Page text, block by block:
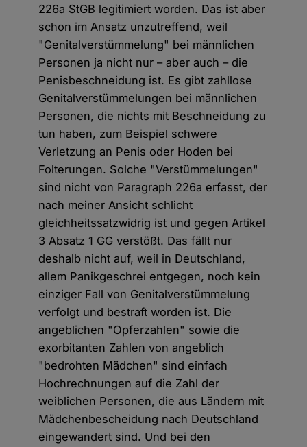
226a StGB legitimiert worden. Das ist aber
schon im Ansatz unzutreffend, weil
"Genitalverstümmelung" bei männlichen
Personen ja nicht nur – aber auch – die
Penisbeschneidung ist. Es gibt zahllose
Genitalverstümmelungen bei männlichen
Personen, die nichts mit Beschneidung zu
tun haben, zum Beispiel schwere
Verletzung an Penis oder Hoden bei
Folterungen. Solche "Verstümmelungen"
sind nicht von Paragraph 226a erfasst, der
nach meiner Ansicht schlicht
gleichheitssatzwidrig ist und gegen Artikel
3 Absatz 1 GG verstößt. Das fällt nur
deshalb nicht auf, weil in Deutschland,
allem Panikgeschrei entgegen, noch kein
einziger Fall von Genitalverstümmelung
verfolgt und bestraft worden ist. Die
angeblichen "Opferzahlen" sowie die
exorbitanten Zahlen von angeblich
"bedrohten Mädchen" sind einfach
Hochrechnungen auf die Zahl der
weiblichen Personen, die aus Ländern mit
Mädchenbescheidung nach Deutschland
eingewandert sind. Und bei den